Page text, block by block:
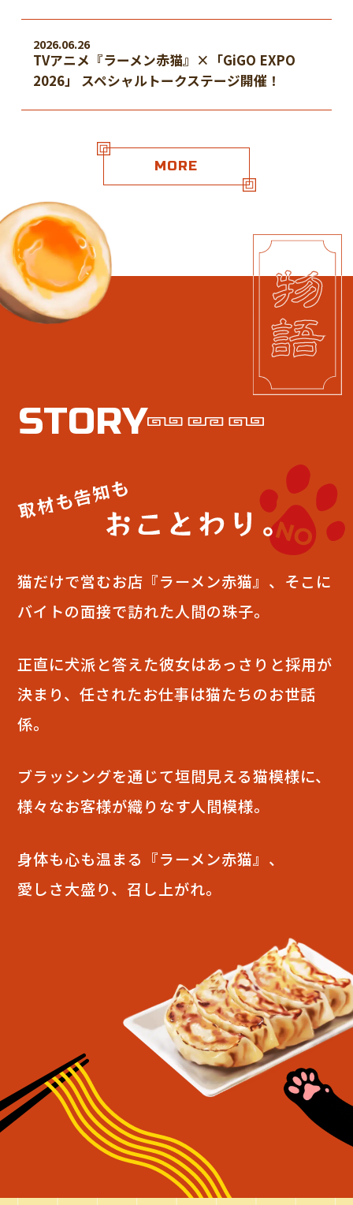
2026.06.26
TVアニメ『ラーメン赤猫』×「GiGO EXPO
2026」 スペシャルトークステージ開催！
MORE
STORY
猫だけで営むお店『ラーメン赤猫』、そこに
バイトの面接で訪れた人間の珠子。
正直に犬派と答えた彼女はあっさりと採用が
決まり、任されたお仕事は猫たちのお世話
係。
ブラッシングを通じて垣間見える猫模様に、
様々なお客様が織りなす人間模様。
身体も心も温まる『ラーメン赤猫』、
愛しさ大盛り、召し上がれ。